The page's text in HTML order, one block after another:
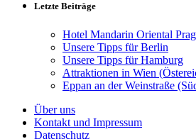
Letzte Beiträge
Hotel Mandarin Oriental
Unsere Tipps für Berlin
Unsere Tipps für Hamburg
Attraktionen in Wien
Eppan an der Weinstraße
Über uns
Kontakt und Impressum
Datenschutz